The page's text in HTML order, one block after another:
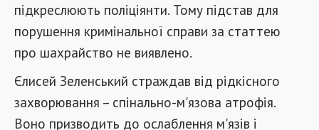
підкреслюють поліціянти. Тому підстав для
порушення кримінальної справи за статтею
про шахрайство не виявлено.
Єлисей Зеленський страждав від рідкісного
захворювання – спінально-м'язова атрофія.
Воно призводить до ослаблення м'язів і